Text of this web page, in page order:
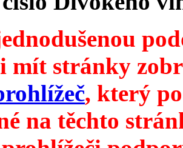
mít stránky
, který
na těchto